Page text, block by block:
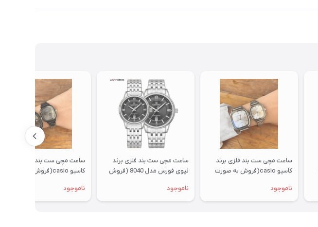
ساعت مچی ست بند فلزی برند
کاسیو casio(فروش به صورت
ناموجود
ساعت مچی ست بند فلزی برند
نیوی فورس مدل 8040 (فروش
ناموجود
ساعت مچی ست بند فلزی برند
کاسیو casio(فروش به صورت
ناموجود